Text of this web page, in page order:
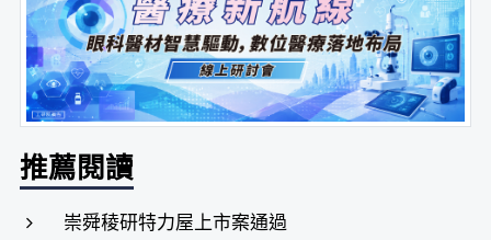
推薦閱讀
崇舜稜研特力屋上市案通過